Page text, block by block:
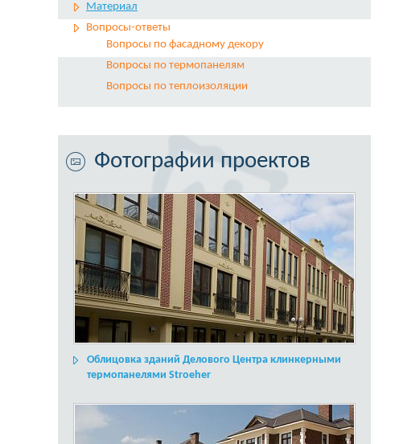
Материал
Вопросы-ответы
Вопросы по фасадному декору
Вопросы по термопанелям
Вопросы по теплоизоляции
Фотографии проектов
Облицовка зданий Делового Центра клинкерными
термопанелями Stroeher